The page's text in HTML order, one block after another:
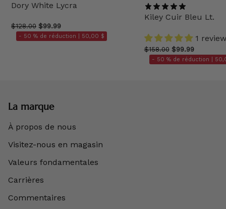
Dory White Lycra
$128.00 $99.99
- 50 % de réduction | 50,00 $
Kiley Cuir Bleu Lt.
1 review
$158.00 $99.99
- 50 % de réduction |
La marque
À propos de nous
Visitez-nous en magasin
Valeurs fondamentales
Carrières
Commentaires